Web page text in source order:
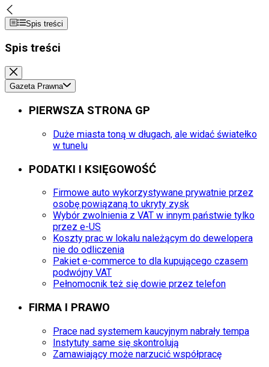
Spis treści
Spis treści
Gazeta Prawna
PIERWSZA STRONA GP
Duże miasta toną w długach, ale widać światełko
w tunelu
PODATKI I KSIĘGOWOŚĆ
Firmowe auto wykorzystywane prywatnie przez
osobę powiązaną to ukryty zysk
Wybór zwolnienia z VAT w innym państwie tylko
przez e-US
Koszty prac w lokalu należącym do dewelopera
nie do odliczenia
Pakiet e-commerce to dla kupującego czasem
podwójny VAT
Pełnomocnik też się dowie przez telefon
FIRMA I PRAWO
Prace nad systemem kaucyjnym nabrały tempa
Instytuty same się skontrolują
Zamawiający może narzucić współpracę